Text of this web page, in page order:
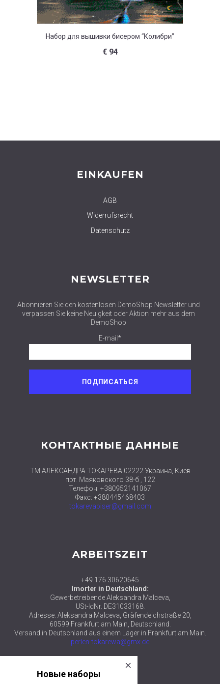
Набор для вышивки бисером “Колибри”
€94
EINKAUFEN
AGB
Widerrufsrecht
Datenschutz
NEWSLETTER
Abonnieren Sie den kostenlosen DemoShop Newsletter und
verpassen Sie keine Neuigkeit oder Aktion mehr aus dem
DemoShop
E-mail*
КОНТАКТНЫЕ ДАННЫЕ
ТМ АЛЕКСАНДРА ТОКАРЕВА 02222 Украина, Киев
прт. Маяковского 38-б , 122
Телефон: +380952141067
Факс: +380445468403
tokarevabiser@gmail.com
ARBEITSZEIT
+49 176 30620645
Imorter in Deutschland:
Gewerbetreibende Aleksandra Malceva,
USt-IdNr. DE31033168.
Adresse: Aleksandra Malceva, Gräfendeichstraße 20,
60599 Frankfurt am Main, Deutschland.
Versand in Deutschland aus einem Lager in Frankfurt am Main.
perlen-tokarewa@gmx.de
Новые наборы
close